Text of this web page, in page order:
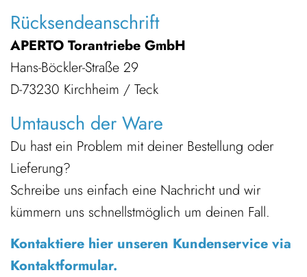
Rücksendeanschrift
APERTO Torantriebe GmbH
Hans-Böckler-Straße 29
D-73230 Kirchheim / Teck
Umtausch der Ware
Du hast ein Problem mit deiner Bestellung oder
Lieferung?
Schreibe uns einfach eine Nachricht und wir
kümmern uns schnellstmöglich um deinen Fall.
Kontaktiere hier unseren Kundenservice via
Kontaktformular.